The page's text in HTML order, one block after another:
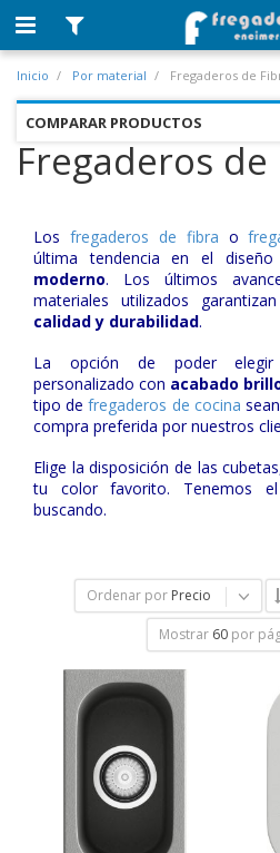
Inicio Por material Fregaderos de
COMPARAR PRODUCTOS
Fregaderos de
Los fregaderos de fibra o
última tendencia en el
moderno. Los últimos
materiales utilizados
calidad y durabilidad.
La opción de poder
personalizado con acabado
tipo defregaderos de cocina
compra preferida por nuestros
Elige la disposición de las
tu color favorito. Tenemos el
buscando.
Ordenar por Precio
Mostrar 60 por